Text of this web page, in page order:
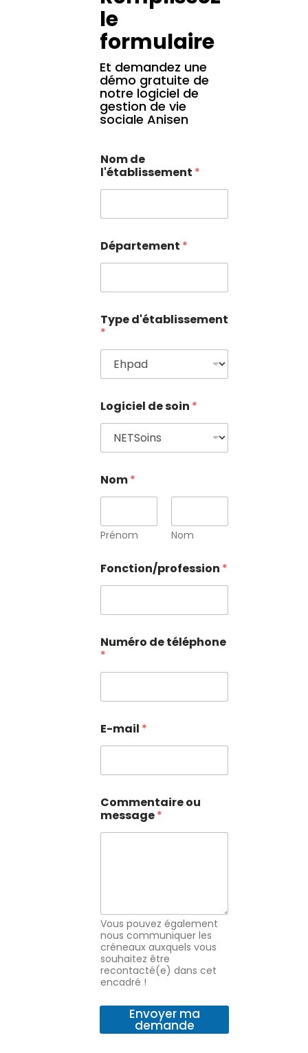
le
formulaire
Et demandez une
démo gratuite de
notre logiciel de
gestion de vie
sociale Anisen
Nom de
l'établissement *
Département *
Type d'établissement
*
Logiciel de soin *
Nom*
Prénom Nom
Fonction/profession *
Numéro de téléphone
*
E-mail *
Commentaire ou
message*
Vous pouvez également
nous communiquer les
créneaux auxquels vous
souhaitez être
recontacté(e) dans cet
encadré !
Envoyer ma
demande